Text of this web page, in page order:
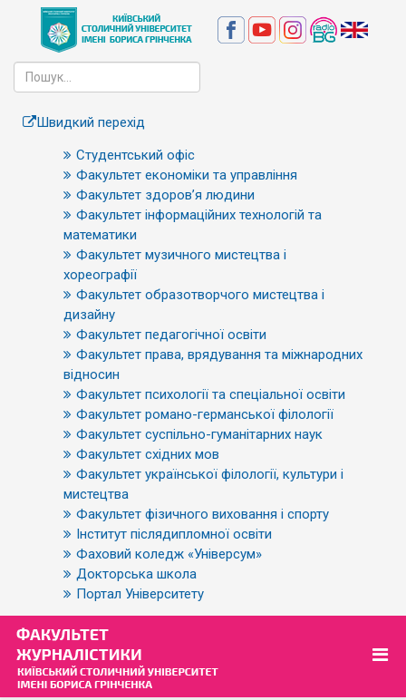
Швидкий перехід
Студентський офіс
Факультет економіки та управління
Факультет здоров’я людини
Факультет інформаційних технологій та
математики
Факультет музичного мистецтва і
хореографії
Факультет образотворчого мистецтва і
дизайну
Факультет педагогічної освіти
Факультет права, врядування та міжнародних
відносин
Факультет психології та спеціальної освіти
Факультет романо-германської філології
Факультет суспільно-гуманітарних наук
Факультет східних мов
Факультет української філології, культури і
мистецтва
Факультет фізичного виховання і спорту
Інститут післядипломної освіти
Фаховий коледж «Універсум»
Докторська школа
Портал Університету